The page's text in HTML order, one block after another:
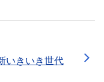
いきいき世代